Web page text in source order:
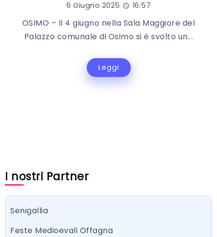
6 Giugno 2025 16:57
OSIMO – Il 4 giugno nella Sala Maggiore del
Palazzo comunale di Osimo si è svolto un...
Leggi
I nostri Partner
Senigallia
Feste Medioevali Offagna